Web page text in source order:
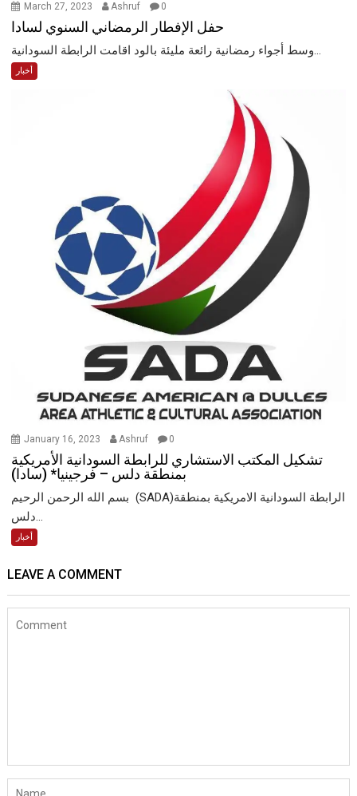
March 27, 2023 Ashruf 0
حفل الإفطار الرمضاني السنوي لسادا
وسط أجواء رمضانية رائعة مليئة بالود اقامت الرابطة السودانية...
أخبار
January 16, 2023 Ashruf 0
تشكيل المكتب الاستشاري للرابطة السودانية الأمريكية
بمنطقة دلس – فرجينيا* (سادا)
بسم الله الرحمن الرحيم (SADA)الرابطة السودانية الامريكية بمنطقة
دلس...
أخبار
LEAVE A COMMENT